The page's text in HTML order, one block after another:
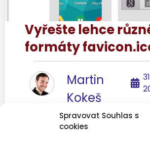
Spravovat Souhlas s
cookies
Vyřešte lehce
formáty
Martin
Kokeš